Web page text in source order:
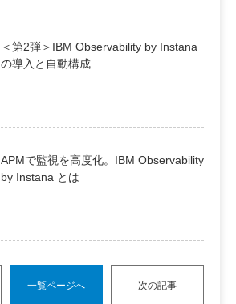
＜第2弾＞IBM Observability by Instana
の導入と自動構成
APMで監視を高度化。IBM Observability
by Instana とは
一覧ページへ 次の記事